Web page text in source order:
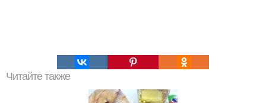
Читайте также